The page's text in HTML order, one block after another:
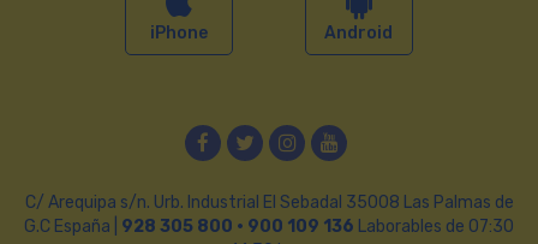
iPhone Android
Facebook
TwitterInstagram
YouTube
C/ Arequipa s/n. Urb. Industrial El Sebadal 35008 Las Palmas de
G.C España | 928 305 800 · 900 109 136 Laborables de 07:30